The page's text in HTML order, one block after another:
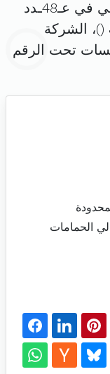
، ويقع مقرها الرئيسي في عـ48ـدد
)، الشركة
تحت الرقم
الحمامات